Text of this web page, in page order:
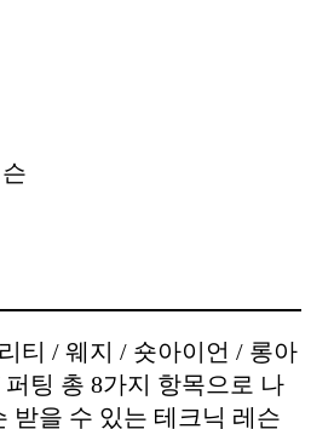
티 / 웨지 / 숏아이언 / 롱아
팅 총 8가지 항목으로 나
받을 수 있는 테크닉 레슨